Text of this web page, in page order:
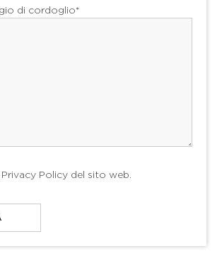
di cordoglio*
Privacy Policy del sito web.